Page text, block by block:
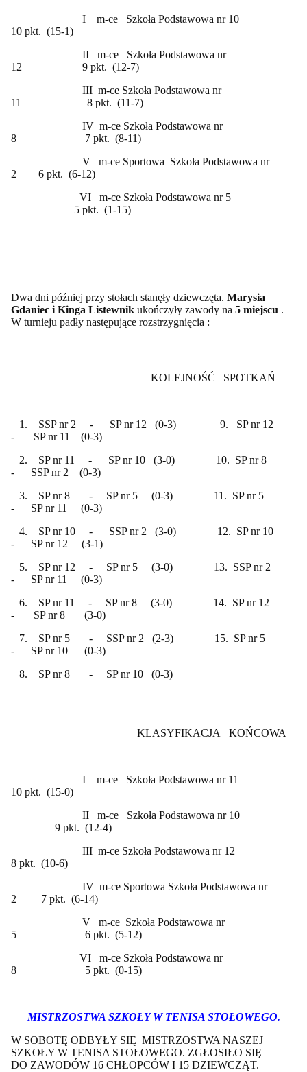
I m-ce Szkoła Podstawowa nr 10
10 pkt. (15-1)
II m-ce Szkoła Podstawowa nr
12 9 pkt. (12-7)
III m-ce Szkoła Podstawowa nr
11 8 pkt. (11-7)
IV m-ce Szkoła Podstawowa nr
8 7 pkt. (8-11)
V m-ce Sportowa Szkoła Podstawowa nr
2 6 pkt. (6-12)
VI m-ce Szkoła Podstawowa nr 5
5 pkt. (1-15)
Dwa dni później przy stołach stanęły dziewczęta. Marysia
Gdaniec i Kinga Listewnik ukończyły zawody na 5 miejscu .
W turnieju padły następujące rozstrzygnięcia :
KOLEJNOŚĆ SPOTKAŃ
1. SSP nr 2 - SP nr 12 (0-3) 9. SP nr 12
- SP nr 11 (0-3)
2. SP nr 11 - SP nr 10 (3-0) 10. SP nr 8
- SSP nr 2 (0-3)
3. SP nr 8 - SP nr 5 (0-3) 11. SP nr 5
- SP nr 11 (0-3)
4. SP nr 10 - SSP nr 2 (3-0) 12. SP nr 10
- SP nr 12 (3-1)
5. SP nr 12 - SP nr 5 (3-0) 13. SSP nr 2
- SP nr 11 (0-3)
6. SP nr 11 - SP nr 8 (3-0) 14. SP nr 12
- SP nr 8 (3-0)
7. SP nr 5 - SSP nr 2 (2-3) 15. SP nr 5
- SP nr 10 (0-3)
8. SP nr 8 - SP nr 10 (0-3)
KLASYFIKACJA KOŃCOWA
I m-ce Szkoła Podstawowa nr 11
10 pkt. (15-0)
II m-ce Szkoła Podstawowa nr 10
9 pkt. (12-4)
III m-ce Szkoła Podstawowa nr 12
8 pkt. (10-6)
IV m-ce Sportowa Szkoła Podstawowa nr
2 7 pkt. (6-14)
V m-ce Szkoła Podstawowa nr
5 6 pkt. (5-12)
VI m-ce Szkoła Podstawowa nr
8 5 pkt. (0-15)
MISTRZOSTWA SZKOŁY W TENISA STOŁOWEGO.
W SOBOTĘ ODBYŁY SIĘ MISTRZOSTWA NASZEJ
SZKOŁY W TENISA STOŁOWEGO. ZGŁOSIŁO SIĘ
DO ZAWODÓW 16 CHŁOPCÓW I 15 DZIEWCZĄT.